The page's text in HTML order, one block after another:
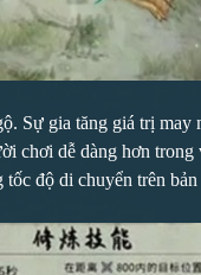
gia tăng giá trị
dễ dàng hơn
độ di chuyển trên